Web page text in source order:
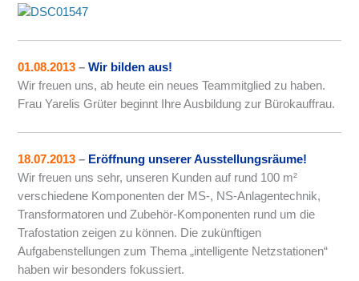
01.08.2013 –Wir bilden aus!
Wir freuen uns, ab heute ein neues Teammitglied zu haben.
Frau Yarelis Grüter beginnt Ihre Ausbildung zur Bürokauffrau.
18.07.2013 – Eröffnung unserer Ausstellungsräume!
Wir freuen uns sehr, unseren Kunden auf rund 100 m²
verschiedene Komponenten der MS-, NS-Anlagentechnik,
Transformatoren und Zubehör-Komponenten rund um die
Trafostation zeigen zu können. Die zukünftigen
Aufgabenstellungen zum Thema „intelligente Netzstationen“
haben wir besonders fokussiert.